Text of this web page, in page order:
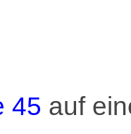
45 auf